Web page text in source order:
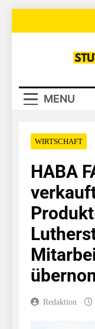
MENU
WIRTSCHAFT
HABA
Redaktion